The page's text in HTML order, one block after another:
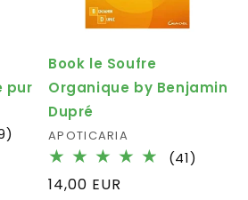
pur
critiques
Book le Soufre
Organique by Benjamin
Dupré
Fournisseur :
APOTICARIA
(41)
Prix
14,00 EUR